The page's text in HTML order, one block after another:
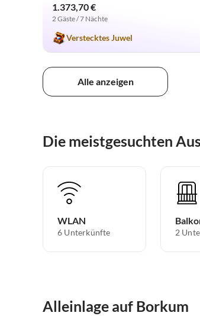
1.373,70 €
2 Gäste / 7 Nächte
Verstecktes Juwel
Alle anzeigen
Die meistgesuchten
WLAN
6 Unterkünfte 2
Alleinlage auf Borkum